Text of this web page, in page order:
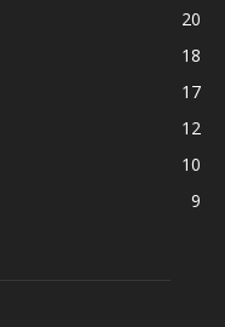
20
18
17
12
10
9